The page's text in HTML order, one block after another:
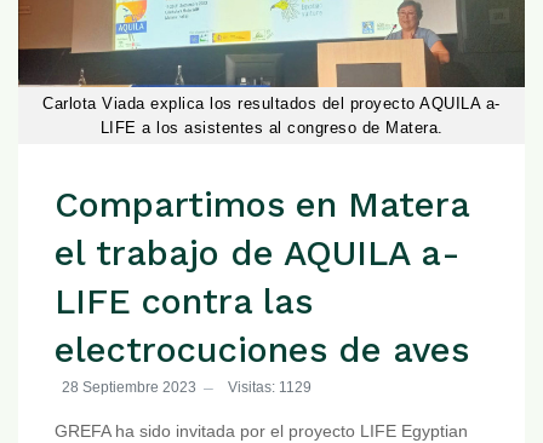
Carlota Viada explica los resultados del proyecto AQUILA a-
LIFE a los asistentes al congreso de Matera.
Compartimos en Matera
el trabajo de AQUILA a-
LIFE contra las
electrocuciones de aves
28 Septiembre 2023 Visitas: 1129
GREFA ha sido invitada por el proyecto LIFE Egyptian